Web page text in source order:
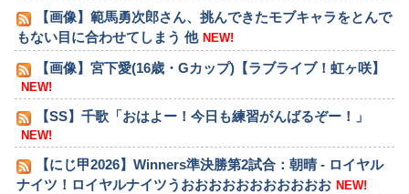
【画像】範馬勇次郎さん、挑んできたモブキャラをとんで
もない目に合わせてしまう 他 NEW!
【画像】宮下愛(16歳・Gカップ)【ラブライブ！虹ヶ咲】
NEW!
【SS】千歌「おはよー！今日も練習がんばるぞー！」
NEW!
【にじ甲2026】Winners準決勝第2試合：朝晴 - ロイヤル
ナイツ！ロイヤルナイツうおおおおおおおおおおお NEW!